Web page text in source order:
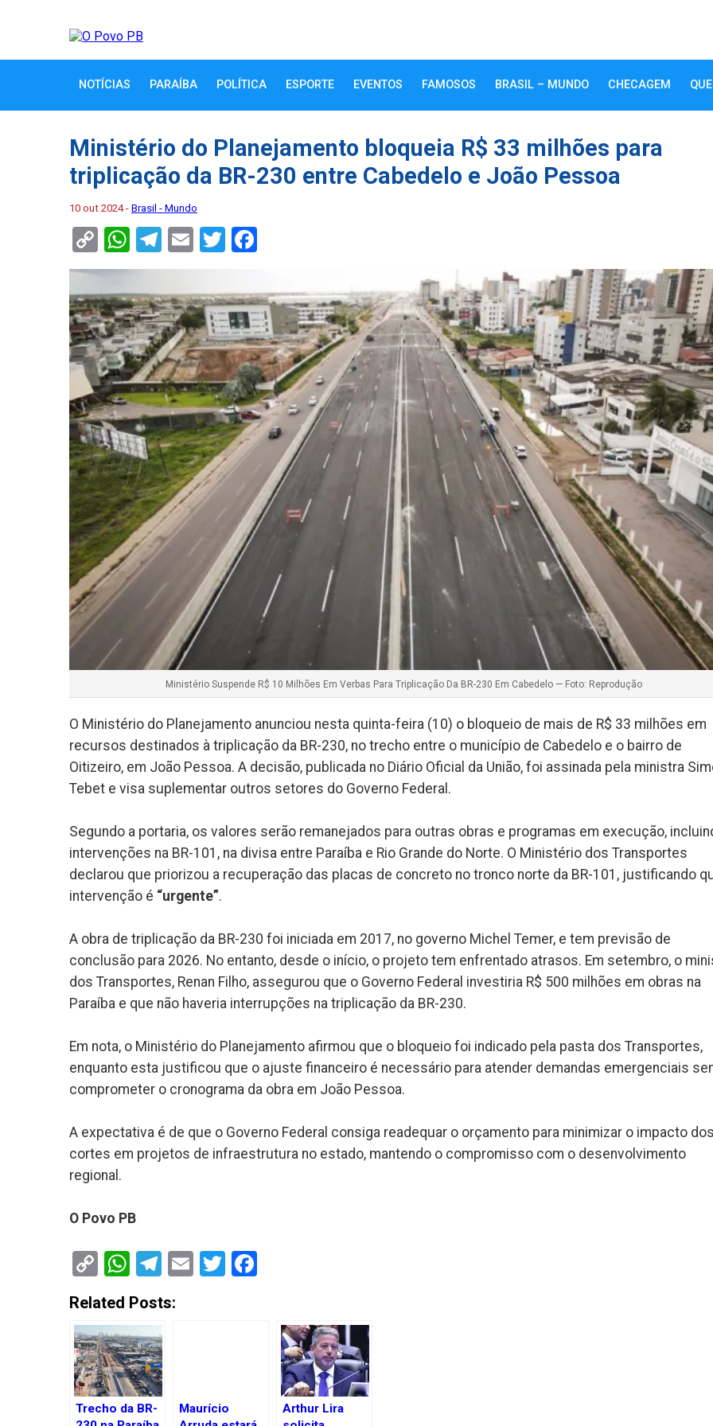
NOTÍCIAS PARAÍBA POLÍTICA ESPORTE EVENTOS FAMOSOS BRASIL – MUNDO CHECAGEM
Ministério do Planejamento bloqueia R$ 33 milhões para
triplicação da BR-230 entre Cabedelo e João Pessoa
10 out 2024 - Brasil - Mundo
Copy
Link
WhatsApp
Telegram
EmailTwitter
Ministério Suspende R$ 10 Milhões Em Verbas Para Triplicação Da BR-230 Em Cabedelo — Foto: Reprodução
O Ministério do Planejamento anunciou nesta quinta-feira (10) o bloqueio de mais de R$ 33 milhões em
recursos destinados à triplicação da BR-230, no trecho entre o município de Cabedelo e o bairro de
Oitizeiro, em João Pessoa. A decisão, publicada no Diário Oficial da União, foi assinada pela ministra
Tebet e visa suplementar outros setores do Governo Federal.
Segundo a portaria, os valores serão remanejados para outras obras e programas em execução,
intervenções na BR-101, na divisa entre Paraíba e Rio Grande do Norte. O Ministério dos Transportes
declarou que priorizou a recuperação das placas de concreto no tronco norte da BR-101, justificando
intervenção é “urgente”.
A obra de triplicação da BR-230 foi iniciada em 2017, no governo Michel Temer, e tem previsão de
conclusão para 2026. No entanto, desde o início, o projeto tem enfrentado atrasos. Em setembro, o
dos Transportes, Renan Filho, assegurou que o Governo Federal investiria R$ 500 milhões em obras na
Paraíba e que não haveria interrupções na triplicação da BR-230.
Em nota, o Ministério do Planejamento afirmou que o bloqueio foi indicado pela pasta dos Transportes,
enquanto esta justificou que o ajuste financeiro é necessário para atender demandas emergenciais
comprometer o cronograma da obra em João Pessoa.
A expectativa é de que o Governo Federal consiga readequar o orçamento para minimizar o impacto dos
cortes em projetos de infraestrutura no estado, mantendo o compromisso com o desenvolvimento
regional.
O Povo PB
Copy
Link
WhatsApp
Telegram
EmailTwitter
Related Posts:
Trecho da BR-
Maurício
Arthur Lira